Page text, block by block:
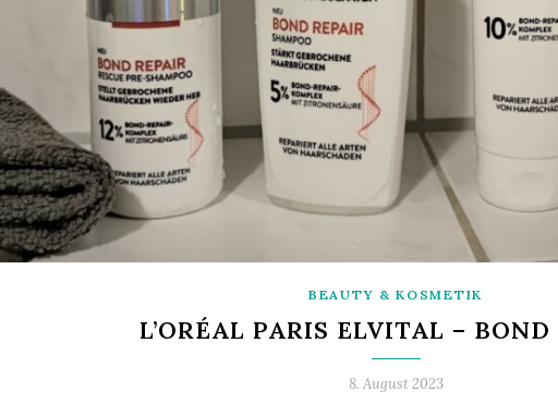
BEAUTY & KOSMETIK
L’ORÉAL PARIS ELVITAL – BOND
8. August 2023